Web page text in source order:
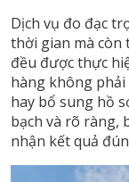
Dịch vụ đo đạc
thời gian mà còn
đều được thực
hàng không phải
hay bổ sung hồ
bạch và rõ ràng,
nhận kết quả